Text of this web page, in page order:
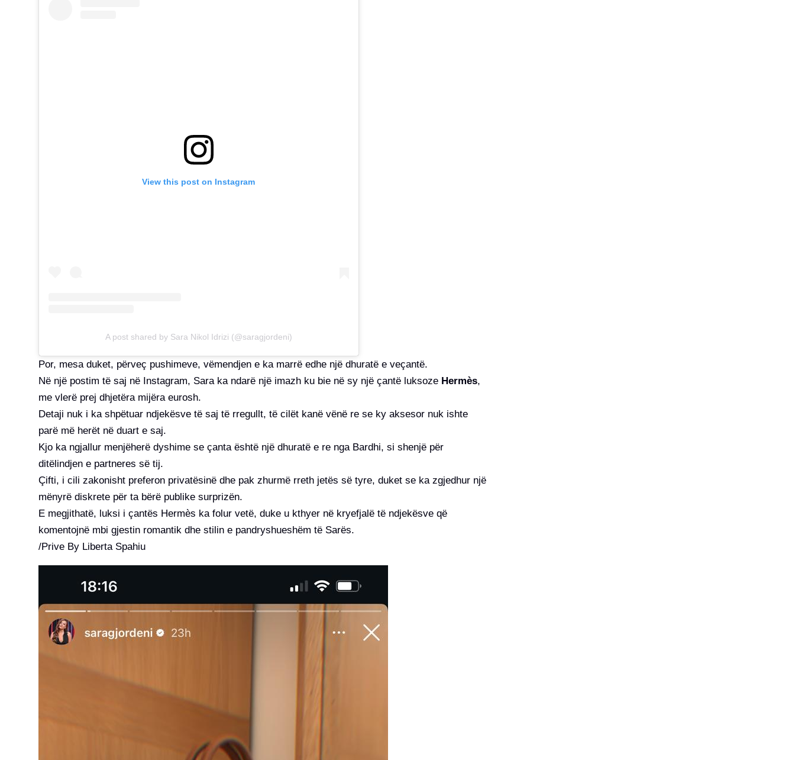
View this post on Instagram
A post shared by Sara Nikol Idrizi (@saragjordeni)
Por, mesa duket, përveç pushimeve, vëmendjen e ka marrë edhe një dhuratë e veçantë.
Në një postim të saj në Instagram, Sara ka ndarë një imazh ku bie në sy një çantë luksoze Hermès,
me vlerë prej dhjetëra mijëra eurosh.
Detaji nuk i ka shpëtuar ndjekësve të saj të rregullt, të cilët kanë vënë re se ky aksesor nuk ishte
parë më herët në duart e saj.
Kjo ka ngjallur menjëherë dyshime se çanta është një dhuratë e re nga Bardhi, si shenjë për
ditëlindjen e partneres së tij.
Çifti, i cili zakonisht preferon privatësinë dhe pak zhurmë rreth jetës së tyre, duket se ka zgjedhur një
mënyrë diskrete për ta bërë publike surprizën.
E megjithatë, luksi i çantës Hermès ka folur vetë, duke u kthyer në kryefjalë të ndjekësve që
komentojnë mbi gjestin romantik dhe stilin e pandryshueshëm të Sarës.
/Prive By Liberta Spahiu